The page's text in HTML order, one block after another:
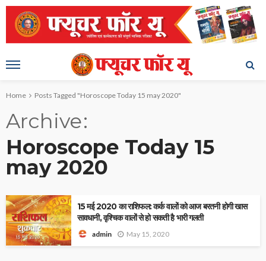
Home Posts Tagged "Horoscope Today 15 may 2020"
Archive
Horoscope Today 15
may 2020
15 मई 2020 का राशिफल: कर्क वालों को आज बरतनी होगी खास
सावधानी, वृश्चिक वालों से हो सकती है भारी गलती
admin May 15, 2020